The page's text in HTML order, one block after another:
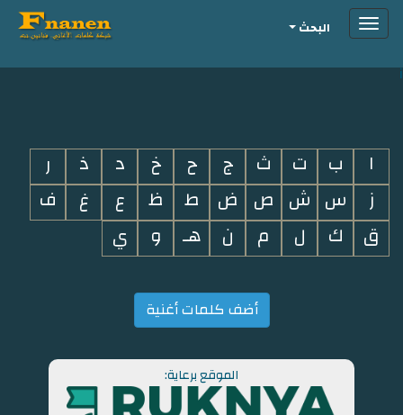
i
Toggleالبحث
ا ب ت ث ج ح خ د ذ
ر
ز
س ش ص ض ط ظ ع غ
ف
ق
ك ل م ن هـ و ي
أضف كلمات أغنية
الموقع برعاية: